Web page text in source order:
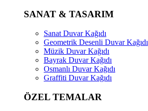
SANAT & TASARIM
Sanat Duvar Kağıdı
Geometrik Desenli Duvar Kağıdı
Müzik Duvar Kağıdı
Bayrak Duvar Kağıdı
Osmanlı Duvar Kağıdı
Graffiti Duvar Kağıdı
ÖZEL TEMALAR